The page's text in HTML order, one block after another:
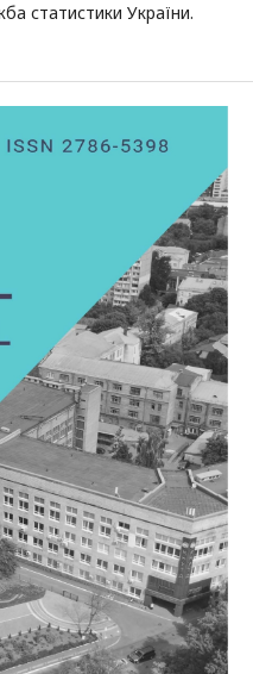
статистики України.